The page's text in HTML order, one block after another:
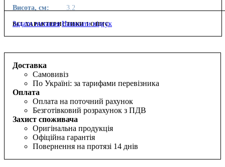
Висота, см:
3.2
ВСІ ХАРАКТЕРИСТИКИ І ОПИС
Задати питання Написати відгук
Доставка
Самовивіз
По Україні: за тарифами перевізника
Оплата
Оплата на поточний рахунок
Безготівковий розрахунок з ПДВ
Захист споживача
Оригінальна продукція
Офіційна гарантія
Повернення на протязі 14 днів